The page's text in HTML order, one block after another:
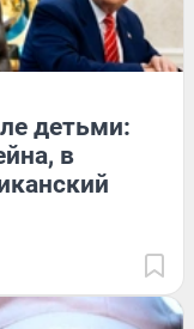
детьми:
в